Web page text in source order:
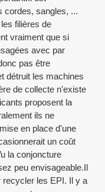
cordes, sangles, ...
filières de
vraiment que si
avec par
pas être
détruit les machines
de collecte n'existe
proposent la
ils ne
en place d'une
un coût
la conjoncture
peu envisageable.Il
recycler les EPI. Il y a